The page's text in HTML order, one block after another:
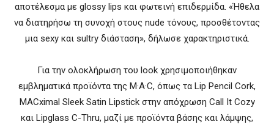
αποτέλεσμα με glossy lips και φωτεινή επιδερμίδα. «Ήθελα
να διατηρήσω τη συνοχή στους nude τόνους, προσθέτοντας
μια sexy και sultry διάσταση», δήλωσε χαρακτηριστικά.
Για την ολοκλήρωση του look χρησιμοποιήθηκαν
εμβληματικά προϊόντα της M·A·C, όπως τα Lip Pencil Cork,
MACximal Sleek Satin Lipstick στην απόχρωση Call It Cozy
και Lipglass C-Thru, μαζί με προϊόντα βάσης και λάμψης,